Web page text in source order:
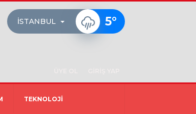
İSTANBUL 5°
TEKNOLOJİ